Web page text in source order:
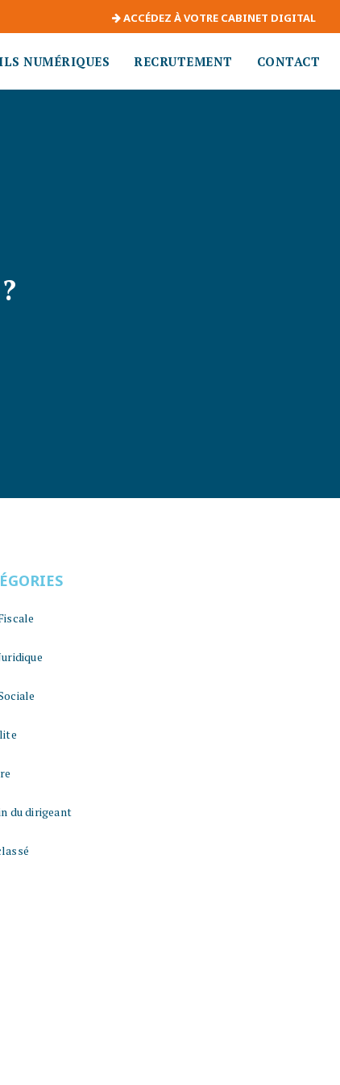
ACCÉDEZ À VOTRE CABINET DIGITAL
NUMÉRIQUES RECRUTEMENT CONTACT
du dirigeant